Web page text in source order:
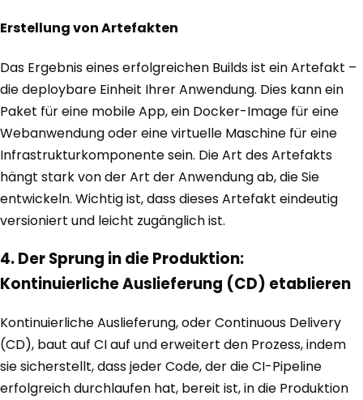
Erstellung von Artefakten
Das Ergebnis eines erfolgreichen Builds ist ein Artefakt –
die deploybare Einheit Ihrer Anwendung. Dies kann ein
Paket für eine mobile App, ein Docker-Image für eine
Webanwendung oder eine virtuelle Maschine für eine
Infrastrukturkomponente sein. Die Art des Artefakts
hängt stark von der Art der Anwendung ab, die Sie
entwickeln. Wichtig ist, dass dieses Artefakt eindeutig
versioniert und leicht zugänglich ist.
4. Der Sprung in die Produktion:
Kontinuierliche Auslieferung (CD) etablieren
Kontinuierliche Auslieferung, oder Continuous Delivery
(CD), baut auf CI auf und erweitert den Prozess, indem
sie sicherstellt, dass jeder Code, der die CI-Pipeline
erfolgreich durchlaufen hat, bereit ist, in die Produktion